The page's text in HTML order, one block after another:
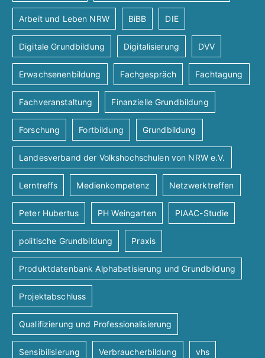
Arbeit und Leben NRW BiBB DIE
Digitale Grundbildung Digitalisierung DVV
Erwachsenenbildung Fachgespräch Fachtagung
Fachveranstaltung Finanzielle Grundbildung
Forschung Fortbildung Grundbildung
Landesverband der Volkshochschulen von NRW e.V.
Lerntreffs Medienkompetenz Netzwerktreffen
Peter Hubertus PH Weingarten PIAAC-Studie
politische Grundbildung Praxis
Produktdatenbank Alphabetisierung und Grundbildung
Projektabschluss
Qualifizierung und Professionalisierung
Sensibilisierung Verbraucherbildung vhs